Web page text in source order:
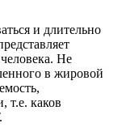
и длительно
Не
в жировой
т.е. каков